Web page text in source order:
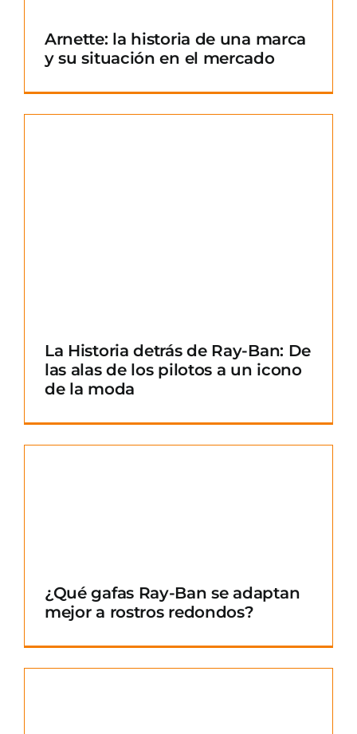
Arnette: la historia de una marca
y su situación en el mercado
La Historia detrás de Ray-Ban: De
las alas de los pilotos a un icono
de la moda
¿Qué gafas Ray-Ban se adaptan
mejor a rostros redondos?